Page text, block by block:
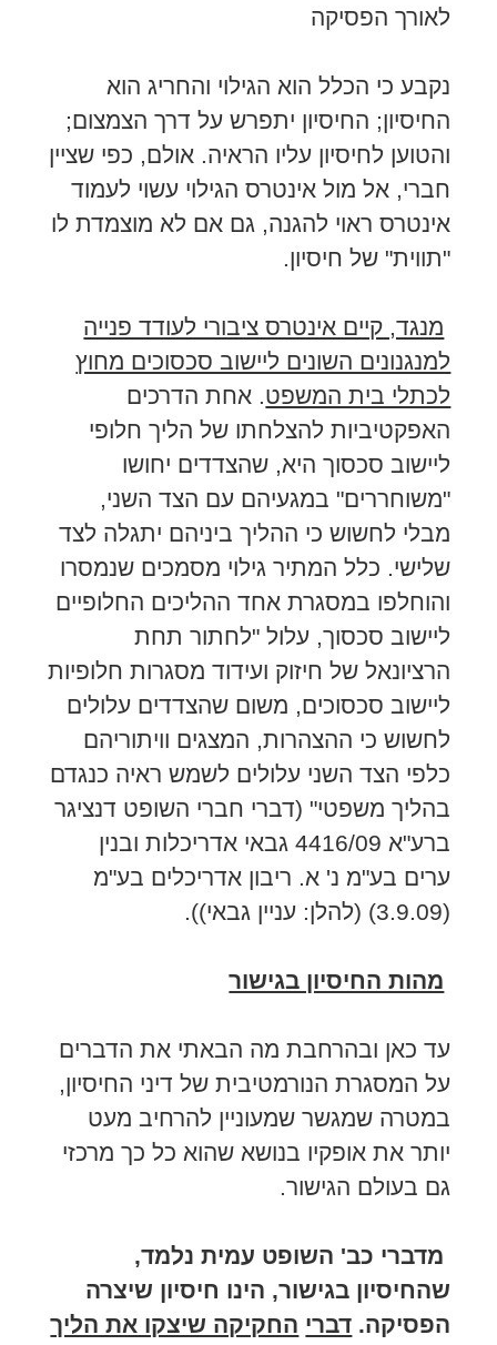
לאורך הפסיקה
נקבע כי הכלל הוא הגילוי והחריג הוא
החיסיון; החיסיון יתפרש על דרך הצמצום;
והטוען לחיסיון עליו הראיה. אולם, כפי שציין
חברי, אל מול אינטרס הגילוי עשוי לעמוד
אינטרס ראוי להגנה, גם אם לא מוצמדת לו
"תווית" של חיסיון.
מנגד, קיים אינטרס ציבורי לעודד פנייה
למנגנונים השונים ליישוב סכסוכים מחוץ
לכתלי בית המשפט. אחת הדרכים
האפקטיביות להצלחתו של הליך חלופי
ליישוב סכסוך היא, שהצדדים יחושו
"משוחררים" במגעיהם עם הצד השני,
מבלי לחשוש כי ההליך ביניהם יתגלה לצד
שלישי. כלל המתיר גילוי מסמכים שנמסרו
והוחלפו במסגרת אחד ההליכים החלופיים
ליישוב סכסוך, עלול "לחתור תחת
הרציונאל של חיזוק ועידוד מסגרות חלופיות
ליישוב סכסוכים, משום שהצדדים עלולים
לחשוש כי ההצהרות, המצגים וויתוריהם
כלפי הצד השני עלולים לשמש ראיה כנגדם
בהליך משפטי" (דברי חברי השופט דנציגר
ברע"א 4416/09 גבאי אדריכלות ובנין
ערים בע"מ נ' א. ריבון אדריכלים בע"מ
(3.9.09) (להלן: עניין גבאי)).
מהות החיסיון בגישור
עד כאן ובהרחבת מה הבאתי את הדברים
על המסגרת הנורמטיבית של דיני החיסיון,
במטרה שמגשר שמעוניין להרחיב מעט
יותר את אופקיו בנושא שהוא כל כך מרכזי
גם בעולם הגישור.
מדברי כב' השופט עמית נלמד,
שהחיסיון בגישור, הינו חיסיון שיצרה
הפסיקה. דברי החקיקה שיצקו את הליך